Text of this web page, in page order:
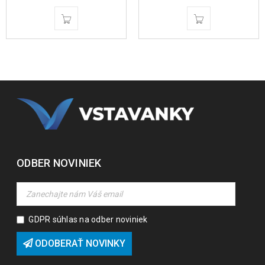
ODBER NOVINIEK
GDPR súhlas na odber noviniek
ODOBERAŤ NOVINKY